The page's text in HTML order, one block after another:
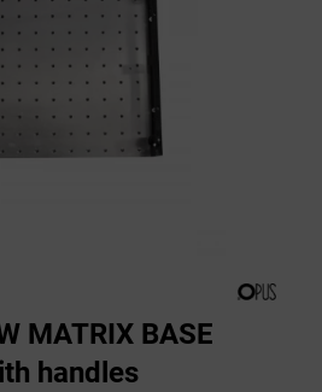
MATRIX BASE
handles